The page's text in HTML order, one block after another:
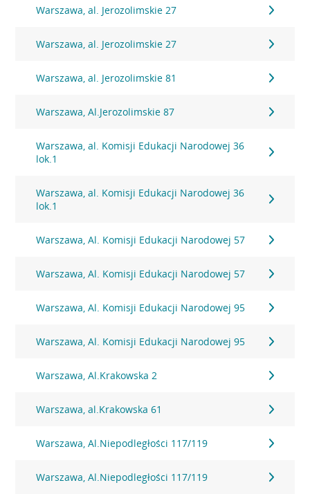
Warszawa, al. Jerozolimskie 27
Warszawa, al. Jerozolimskie 27
Warszawa, al. Jerozolimskie 81
Warszawa, Al.Jerozolimskie 87
Warszawa, al. Komisji Edukacji Narodowej 36
lok.1
Warszawa, al. Komisji Edukacji Narodowej 36
lok.1
Warszawa, Al. Komisji Edukacji Narodowej 57
Warszawa, Al. Komisji Edukacji Narodowej 57
Warszawa, Al. Komisji Edukacji Narodowej 95
Warszawa, Al. Komisji Edukacji Narodowej 95
Warszawa, Al.Krakowska 2
Warszawa, al.Krakowska 61
Warszawa, Al.Niepodległości 117/119
Warszawa, Al.Niepodległości 117/119